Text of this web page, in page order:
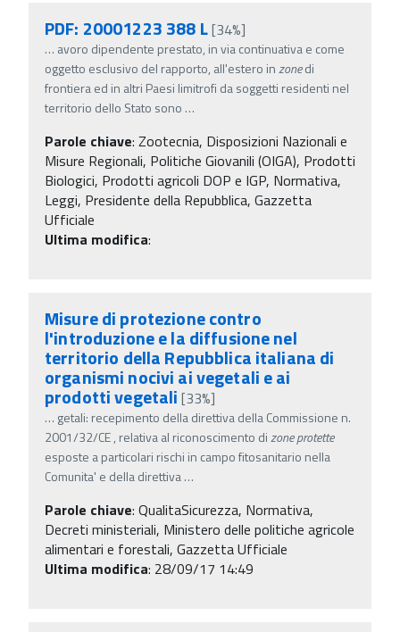
PDF: 20001223 388 L[34%]
… avoro dipendente prestato, in via continuativa e come
oggetto esclusivo del rapporto, all'estero inzonedi
frontiera ed in altri Paesi limitrofi da soggetti residenti nel
territorio dello Stato sono …
Parole chiave: Zootecnia, Disposizioni Nazionali e
Misure Regionali, Politiche Giovanili (OIGA), Prodotti
Biologici, Prodotti agricoli DOP e IGP, Normativa,
Leggi, Presidente della Repubblica, Gazzetta
Ufficiale
Ultima modifica:
Misure di protezione contro
l'introduzione e la diffusione nel
territorio della Repubblica italiana di
organismi nocivi ai vegetali e ai
prodotti vegetali [33%]
… getali: recepimento della direttiva della Commissione n.
2001/32/CE , relativa al riconoscimento dizoneprotette
esposte a particolari rischi in campo fitosanitario nella
Comunita' e della direttiva…
Parole chiave: QualitaSicurezza, Normativa,
Decreti ministeriali, Ministero delle politiche agricole
alimentari e forestali, Gazzetta Ufficiale
Ultima modifica: 28/09/17 14:49